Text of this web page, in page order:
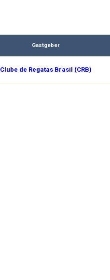
Gastgeber
Clube de Regatas Brasil (CRB)